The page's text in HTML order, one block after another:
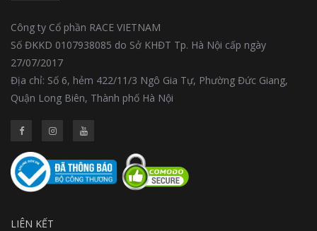
Công ty Cổ phần RACE VIETNAM
Số ĐKKD 0107938085 do Sở KHĐT Tp. Hà Nội cấp ngày
27/07/2017
Địa chỉ: Số 6, hẻm 422/11/3 Ngô Gia Tự, Phường Đức Giang,
Quận Long Biên, Thành phố Hà Nội
LIÊN KẾT